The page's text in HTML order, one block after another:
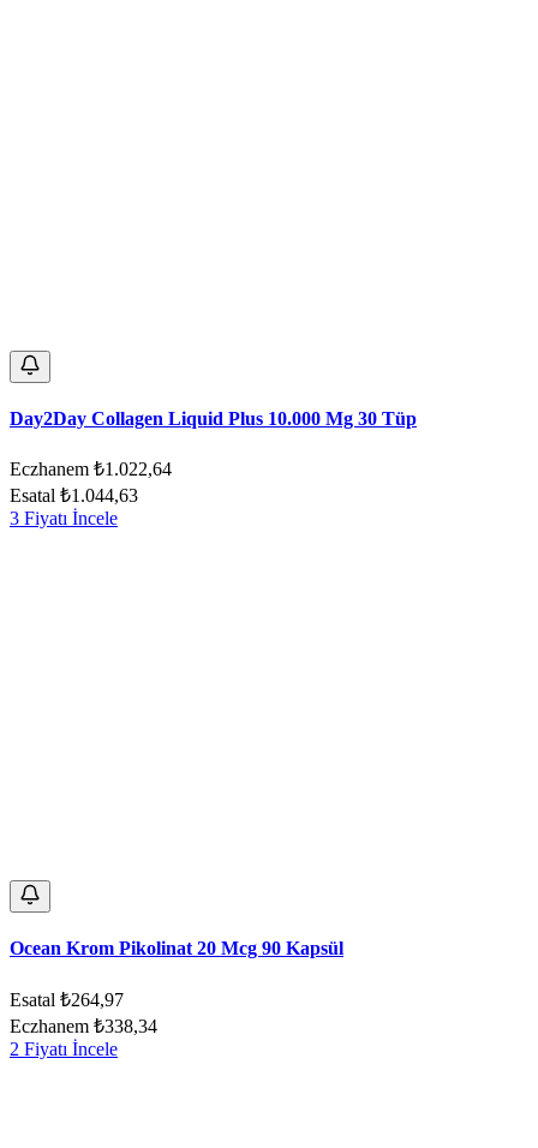
Day2Day Collagen Liquid Plus 10.000 Mg 30 Tüp
Eczhanem ₺1.022,64
Esatal ₺1.044,63
3 Fiyatı İncele
Ocean Krom Pikolinat 20 Mcg 90 Kapsül
Esatal ₺264,97
Eczhanem ₺338,34
2 Fiyatı İncele